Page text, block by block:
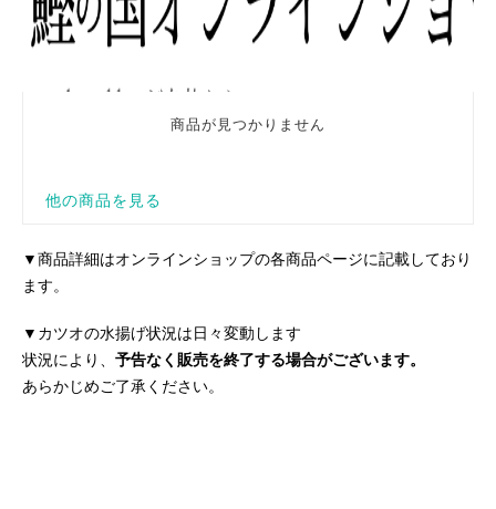
▼商品詳細はオンラインショップの各商品ページに記載しており
ます。
▼カツオの水揚げ状況は日々変動します
状況により、 予告なく販売を終了する場合がございます。
あらかじめご了承ください。